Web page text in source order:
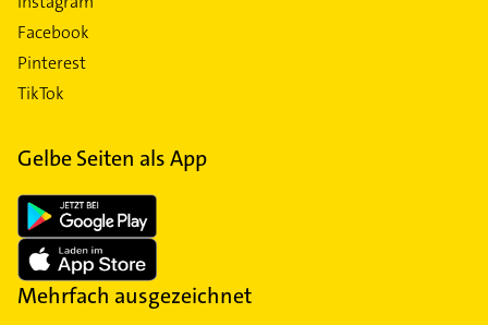
Facebook
Pinterest
TikTok
Gelbe Seiten als App
Mehrfach ausgezeichnet